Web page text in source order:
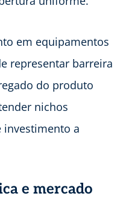
em equipamentos
representar barreira
do produto
nichos
investimento a
e mercado